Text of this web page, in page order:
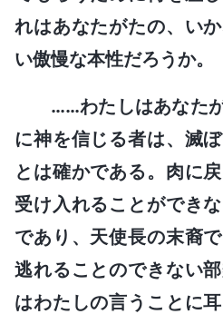
れはあなたがたの、い
い傲慢な本性だろうか。
……わたしはあなた
に神を信じる者は、滅
とは確かである。肉に
受け入れることができ
であり、天使長の末裔
逃れることのできない
はわたしの言うことに